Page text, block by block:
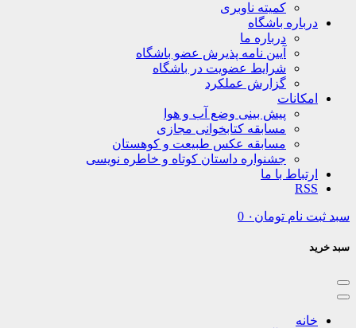
کمیته ناوبری
باشگاه
درباره ما
آیین نامه پذیرش عضو باشگاه
شرایط عضویت در باشگاه
گزارش عملکرد
پیش بینی وضع آب و هوا
مسابقه کتابخوانی مجازی
مسابقه عکس طبیعت و کوهستان
جشنواره داستان کوتاه و خاطره نویسی
با ما
تومان ۰ 0